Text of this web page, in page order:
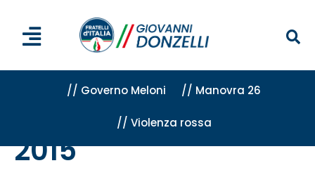
// Governo Meloni // Manovra 26
// Violenza rossa
Archivi per 2015
2015